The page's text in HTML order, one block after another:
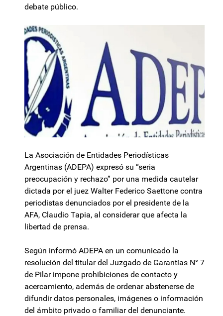
debate público.
La Asociación de Entidades Periodísticas
Argentinas (ADEPA) expresó su “seria
preocupación y rechazo” por una medida cautelar
dictada por el juez Walter Federico Saettone contra
periodistas denunciados por el presidente de la
AFA, Claudio Tapia, al considerar que afecta la
libertad de prensa.
Según informó ADEPA en un comunicado la
resolución del titular del Juzgado de Garantías N° 7
de Pilar impone prohibiciones de contacto y
acercamiento, además de ordenar abstenerse de
difundir datos personales, imágenes o información
del ámbito privado o familiar del denunciante.